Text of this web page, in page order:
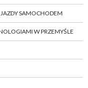
SAMOCHODEM
W PRZEMYŚLE